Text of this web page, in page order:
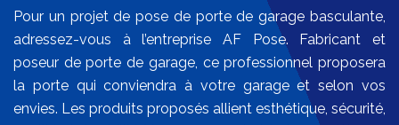
Pour un projet de pose de porte de garage basculante,
adressez-vous à l’entreprise AF Pose. Fabricant et
poseur de porte de garage, ce professionnel proposera
la porte qui conviendra à votre garage et selon vos
envies. Les produits proposés allient esthétique, sécurité,